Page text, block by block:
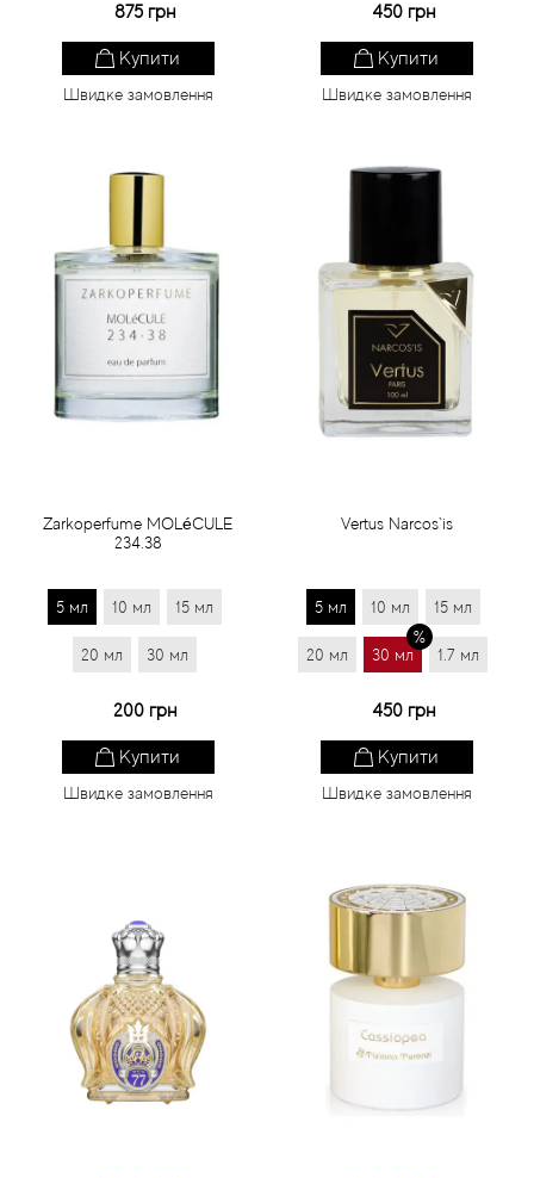
875 грн
Купити
Швидке замовлення
450 грн
Купити
Швидке замовлення
Zarkoperfume MOLéCULE
234.38
5 мл 10 мл 15 мл
20 мл 30 мл
200 грн
Купити
Швидке замовлення
Vertus Narcos`is
5 мл 10 мл 15 мл
20 мл 30 мл 1.7 мл
450 грн
Купити
Швидке замовлення